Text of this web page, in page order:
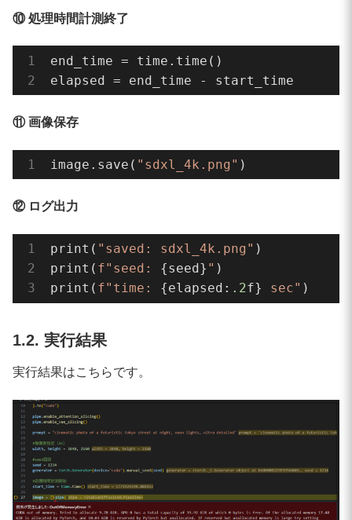
⑩ 処理時間計測終了
end_time = time.time()
elapsed = end_time - start_time
⑪ 画像保存
image.save( "sdxl_4k.png" )
⑫ ログ出力
print( "saved: sdxl_4k.png" )
print( f"seed: {seed} " )
print( f"time: {elapsed: .2f} sec" )
1.2. 実行結果
実行結果はこちらです。